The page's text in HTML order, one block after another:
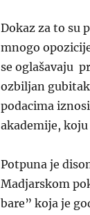
Dokaz za to su
mnogo
se oglašavaju
ozbiljan
podacima
akademije,
Potpuna je
Madjarskom
bare” koja je